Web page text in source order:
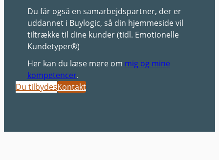
Du får også en samarbejdspartner, der er
uddannet i Buylogic, så din hjemmeside vil
tiltrække til dine kunder (tidl. Emotionelle
Kundetyper®)
Her kan du læse mere om mig og mine
kompetencer.
Du tilbydesKontakt